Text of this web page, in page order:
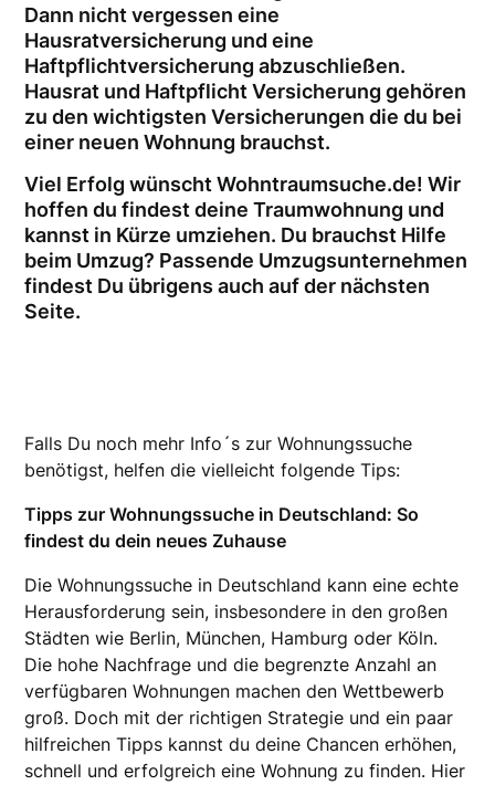
Dann nicht vergessen eine
Hausratversicherung und eine
Haftpflichtversicherung abzuschließen.
Hausrat und Haftpflicht Versicherung gehören
zu den wichtigsten Versicherungen die du bei
einer neuen Wohnung brauchst.
Viel Erfolg wünscht Wohntraumsuche.de! Wir
hoffen du findest deine Traumwohnung und
kannst in Kürze umziehen. Du brauchst Hilfe
beim Umzug? Passende Umzugsunternehmen
findest Du übrigens auch auf der nächsten
Seite.
Falls Du noch mehr Info´s zur Wohnungssuche
benötigst, helfen die vielleicht folgende Tips:
Tipps zur Wohnungssuche in Deutschland: So
findest du dein neues Zuhause
Die Wohnungssuche in Deutschland kann eine echte
Herausforderung sein, insbesondere in den großen
Städten wie Berlin, München, Hamburg oder Köln.
Die hohe Nachfrage und die begrenzte Anzahl an
verfügbaren Wohnungen machen den Wettbewerb
groß. Doch mit der richtigen Strategie und ein paar
hilfreichen Tipps kannst du deine Chancen erhöhen,
schnell und erfolgreich eine Wohnung zu finden. Hier